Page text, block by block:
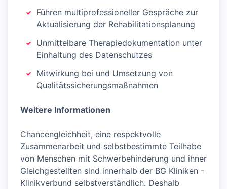
Führen multiprofessioneller Gespräche zur
Aktualisierung der Rehabilitationsplanung
Unmittelbare Therapiedokumentation unter
Einhaltung des Datenschutzes
Mitwirkung bei und Umsetzung von
Qualitätssicherungsmaßnahmen
Weitere Informationen
Chancengleichheit, eine respektvolle
Zusammenarbeit und selbstbestimmte Teilhabe
von Menschen mit Schwerbehinderung und ihner
Gleichgestellten sind innerhalb der BG Kliniken -
Klinikverbund selbstverständlich. Deshalb